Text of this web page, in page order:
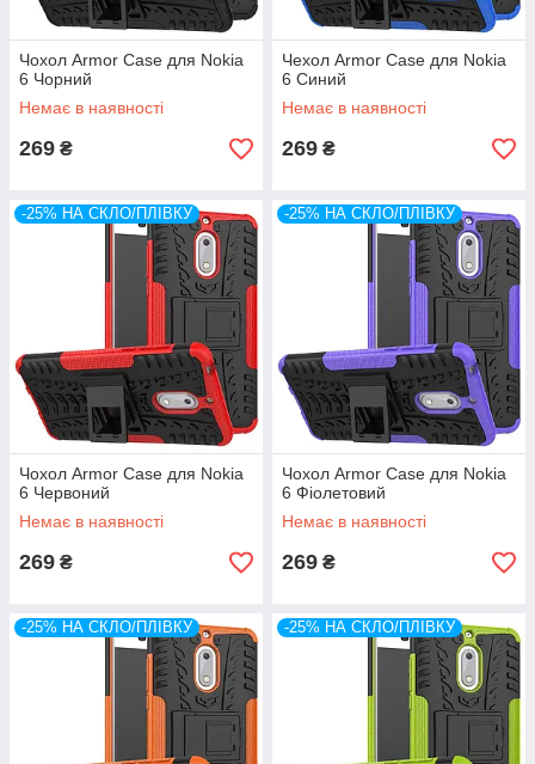
Чохол Armor Case для Nokia
6 Чорний
Немає в наявності
269 ₴
Чехол Armor Case для Nokia
6 Синий
Немає в наявності
269 ₴
-25% НА СКЛО/ПЛІВКУ
Чохол Armor Case для Nokia
6 Червоний
Немає в наявності
269 ₴
-25% НА СКЛО/ПЛІВКУ
Чохол Armor Case для Nokia
6 Фіолетовий
Немає в наявності
269 ₴
-25% НА СКЛО/ПЛІВКУ -25% НА СКЛО/ПЛІВКУ